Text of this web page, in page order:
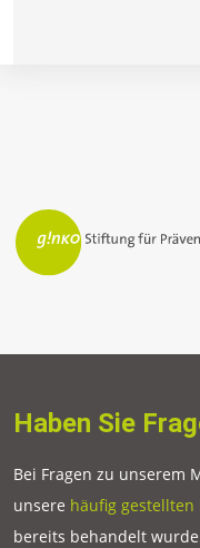
Haben Sie
Bei Fragen zu unserem
unsere häufig gestellten
bereits behandelt